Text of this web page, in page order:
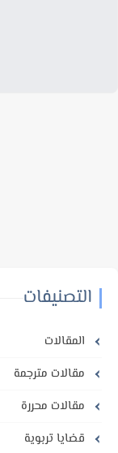
التصنيفات
المقالات
مقالات مترجمة
مقالات محررة
قضايا تربوية